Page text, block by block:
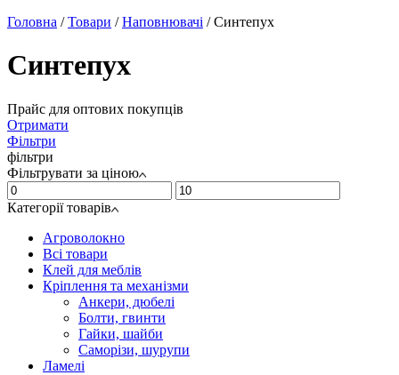
Головна /Товари /Наповнювачі /Синтепух
Синтепух
Прайс для оптових покупців
Отримати
Фільтри
фільтри
Фільтрувати за ціною
Категорії товарів
Агроволокно
Всі товари
Клей для меблів
Кріплення та механізми
Анкери, дюбелі
Болти, гвинти
Гайки, шайби
Саморізи, шурупи
Ламелі